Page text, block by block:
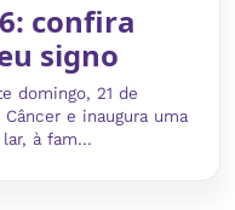
confira
signo
domingo, 21 de
e inaugura uma
à fam...